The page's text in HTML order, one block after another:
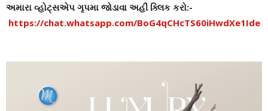
અમારા વ્હોટ્સએપ ગૃપમા જોડાવા અહીં ક્લિક કરો:-
https://chat.whatsapp.com/BoG4qCHcTS60iHwdXe1Ide